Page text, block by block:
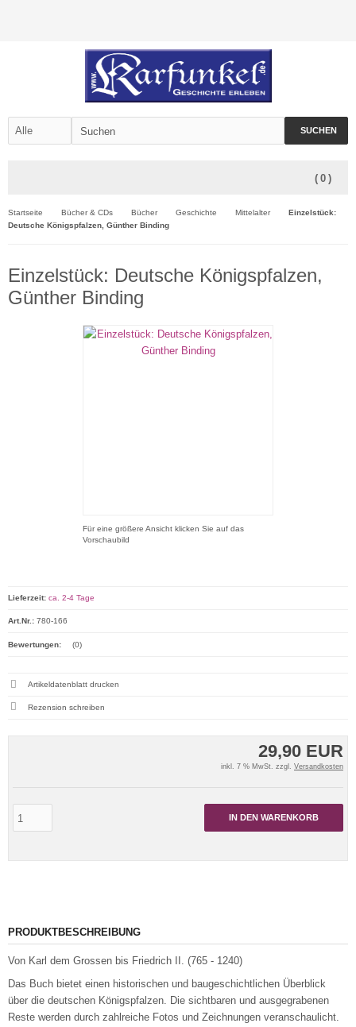
SUCHEN
( 0 )
Startseite Bücher & CDs Bücher Geschichte Mittelalter
Einzelstück:
Deutsche Königspfalzen, Günther Binding
Einzelstück: Deutsche Königspfalzen,
Günther Binding
Für eine größere Ansicht klicken Sie auf das
Vorschaubild
29,90 EUR
inkl. 7 % MwSt. zzgl. Versandkosten
IN DEN WARENKORB
Lieferzeit: ca. 2-4 Tage
Art.Nr.: 780-166
Bewertungen: (0)
Artikeldatenblatt drucken
Rezension schreiben
PRODUKTBESCHREIBUNG
Von Karl dem Grossen bis Friedrich II. (765 - 1240)
Das Buch bietet einen historischen und baugeschichtlichen Überblick
über die deutschen Königspfalzen. Die sichtbaren und ausgegrabenen
Reste werden durch zahlreiche Fotos und Zeichnungen veranschaulicht.